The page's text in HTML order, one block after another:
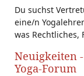
Du suchst
eine/n
was
Neuigkeiten
Yoga-Forum